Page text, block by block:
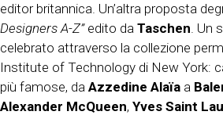
editor britannica. Un’altra proposta
Designers A-Z”edito da Taschen . Un
celebrato attraverso la collezione
Institute of Technology di New York:
più famose, da Azzedine Alaïa a
Alexander McQueen, Yves Saint